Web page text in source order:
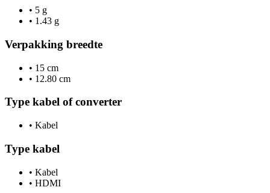
• 5 g
• 1.43 g
Verpakking breedte
• 15 cm
• 12.80 cm
Type kabel of converter
• Kabel
Type kabel
• Kabel
• HDMI